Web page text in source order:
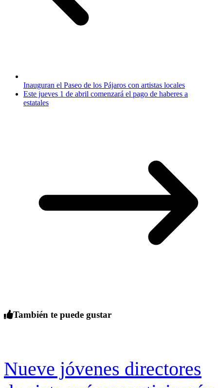
Inauguran el Paseo de los Pájaros con artistas locales
Este jueves 1 de abril comenzará el pago de haberes a
estatales
También te puede gustar
Nueve jóvenes directores